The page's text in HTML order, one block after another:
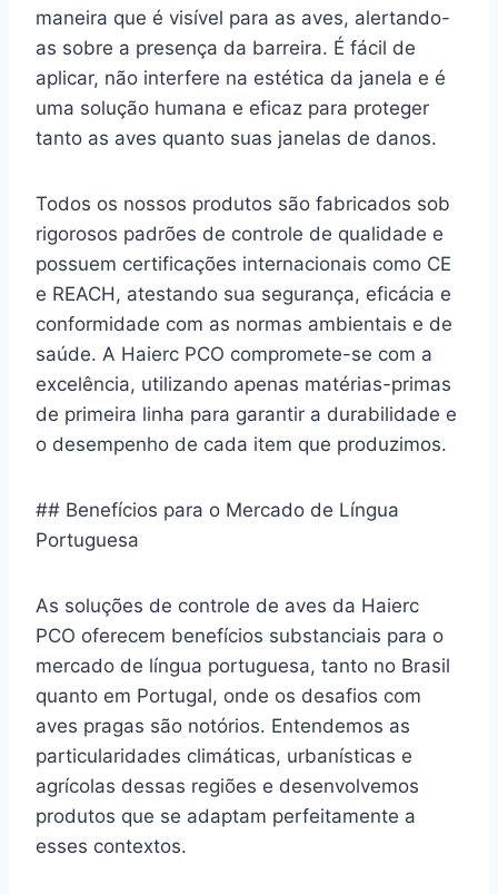
maneira que é visível para as aves, alertando-
as sobre a presença da barreira. É fácil de
aplicar, não interfere na estética da janela e é
uma solução humana e eficaz para proteger
tanto as aves quanto suas janelas de danos.
Todos os nossos produtos são fabricados sob
rigorosos padrões de controle de qualidade e
possuem certificações internacionais como CE
e REACH, atestando sua segurança, eficácia e
conformidade com as normas ambientais e de
saúde. A Haierc PCO compromete-se com a
excelência, utilizando apenas matérias-primas
de primeira linha para garantir a durabilidade e
o desempenho de cada item que produzimos.
## Benefícios para o Mercado de Língua
Portuguesa
As soluções de controle de aves da Haierc
PCO oferecem benefícios substanciais para o
mercado de língua portuguesa, tanto no Brasil
quanto em Portugal, onde os desafios com
aves pragas são notórios. Entendemos as
particularidades climáticas, urbanísticas e
agrícolas dessas regiões e desenvolvemos
produtos que se adaptam perfeitamente a
esses contextos.